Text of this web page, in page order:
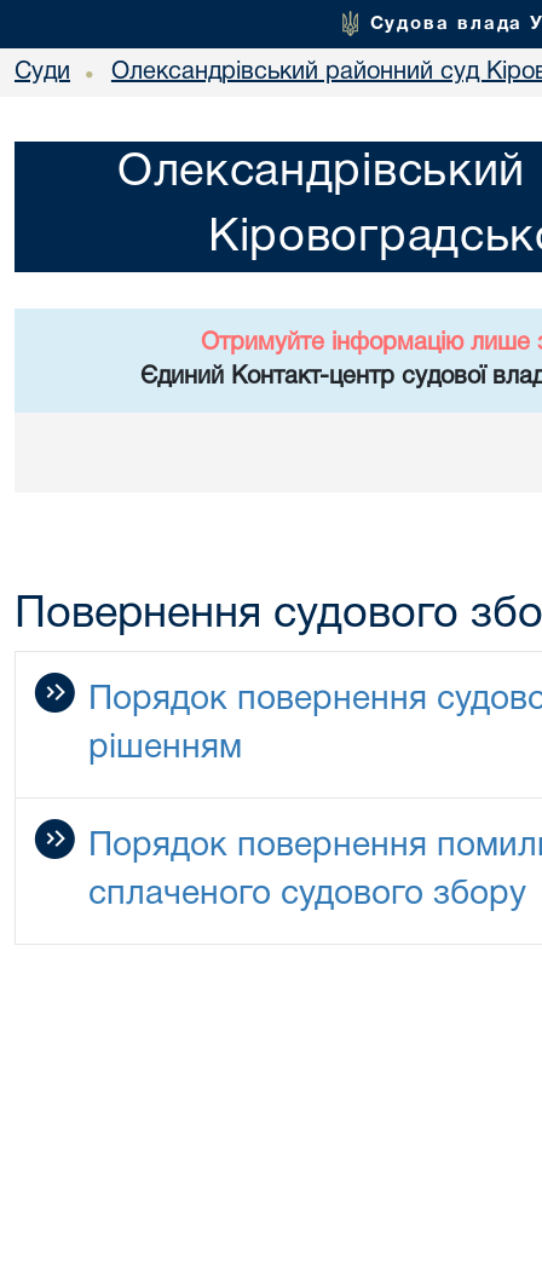
Судова влада
Суди • Олександрівський районний суд
Отримуйте інформацію лише
Єдиний Контакт-центр судової
Повернення судового
Порядок повернення
рішенням
Порядок повернення
сплаченого судового збору